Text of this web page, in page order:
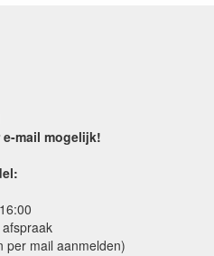
mail mogelijk!
per mail aanmelden)